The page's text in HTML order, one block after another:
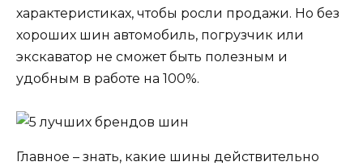
характеристиках, чтобы росли продажи. Но без
хороших шин автомобиль, погрузчик или
экскаватор не сможет быть полезным и
удобным в работе на 100%.
Главное – знать, какие шины действительно